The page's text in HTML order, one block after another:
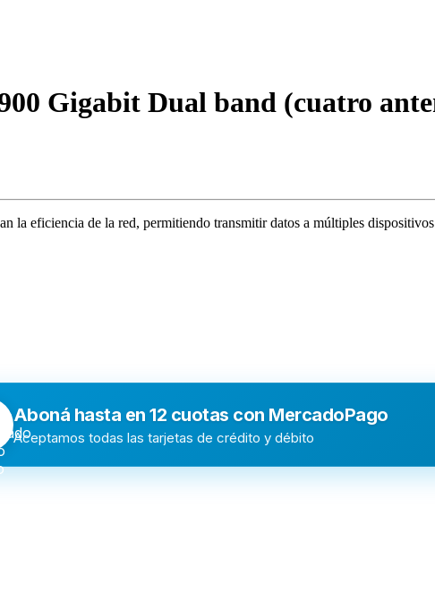
Gigabit Dual band (cuatro
eficiencia de la red, permitiendo transmitir datos a múltiples dispositivos
Aboná hasta en 12 cuotas con MercadoPago
Aceptamos todas las tarjetas de crédito y débito